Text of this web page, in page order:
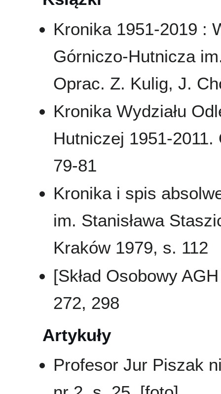
Kronika 1951-2019 :
Górniczo-Hutnicza
Oprac. Z. Kulig, J.
Kronika Wydziału
Hutniczej 1951-
79-81
Kronika i spis
im. Stanisława
Kraków 1979, s. 112
[Skład Osobowy
272, 298
Artykuły
Profesor Jur Piszak